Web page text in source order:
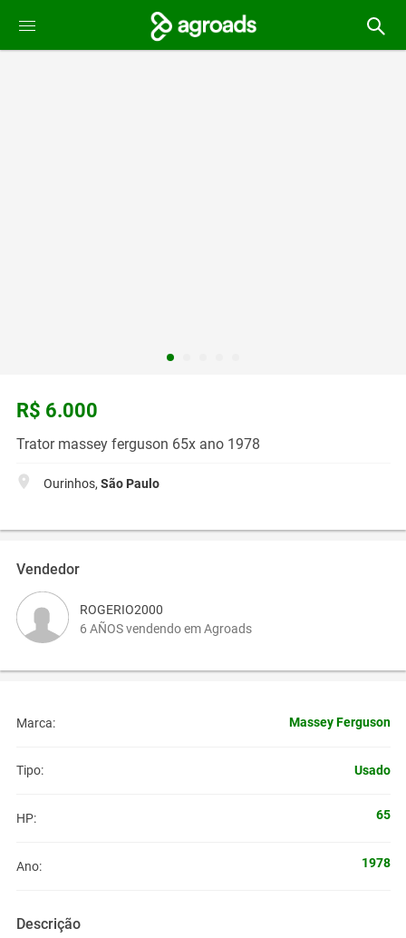
R$ 6.000
Trator massey ferguson 65x ano 1978
Ourinhos, São Paulo
Vendedor
ROGERIO2000
6 AÑOS vendendo em Agroads
Marca: Massey Ferguson
Tipo: Usado
HP: 65
Ano: 1978
Descrição